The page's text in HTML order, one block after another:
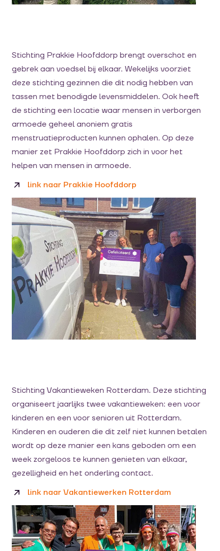
Stichting Prakkie Hoofddorp brengt overschot en
gebrek aan voedsel bij elkaar. Wekelijks voorziet
deze stichting gezinnen die dit nodig hebben van
tassen met benodigde levensmiddelen. Ook heeft
de stichting een locatie waar mensen in verborgen
armoede geheel anoniem gratis
menstruatieproducten kunnen ophalen. Op deze
manier zet Prakkie Hoofddorp zich in voor het
helpen van mensen in armoede.
link naar Prakkie Hoofddorp
Stichting Vakantieweken Rotterdam. Deze stichting
organiseert jaarlijks twee vakantieweken: een voor
kinderen en een voor senioren uit Rotterdam.
Kinderen en ouderen die dit zelf niet kunnen betalen
wordt op deze manier een kans geboden om een
week zorgeloos te kunnen genieten van elkaar,
gezelligheid en het onderling contact.
link naar Vakantiewerken Rotterdam